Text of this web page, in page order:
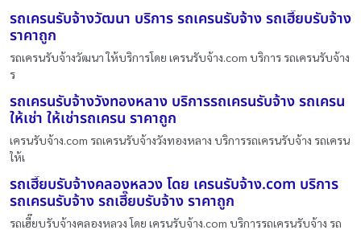
รถเครนรับจ้างวัฒนา บริการ รถเครนรับจ้าง รถเฮี๊ยบรับจ้าง
ราคาถูก
รถเครนรับจ้างวัฒนา ให้บริการโดย เครนรับจ้าง.com บริการ รถเครนรับจ้าง
ร
รถเครนรับจ้างวังทองหลาง บริการรถเครนรับจ้าง รถเครน
ให้เช่า ให้เช่ารถเครน ราคาถูก
เครนรับจ้าง.com รถเครนรับจ้างวังทองหลาง บริการรถเครนรับจ้าง รถเครน
ให้เ
รถเฮี๊ยบรับจ้างคลองหลวง โดย เครนรับจ้าง.com บริการ
รถเครนรับจ้าง รถเฮี๊ยบรับจ้าง ราคาถูก
รถเฮี๊ยบรับจ้างคลองหลวง โดย เครนรับจ้าง.com บริการรถเครนรับจ้าง รถ